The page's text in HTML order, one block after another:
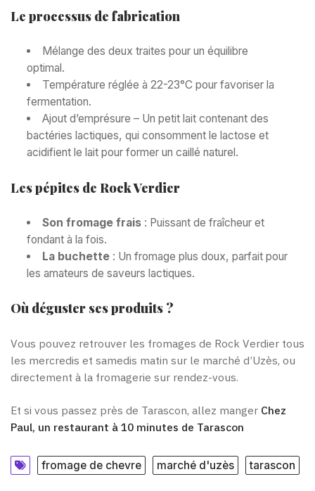
Le processus de fabrication
Mélange des deux traites pour un équilibre
optimal.
Température réglée à 22-23°C pour favoriser la
fermentation.
Ajout d’emprésure – Un petit lait contenant des
bactéries lactiques, qui consomment le lactose et
acidifient le lait pour former un caillé naturel.
Les pépites de Rock Verdier
Son fromage frais: Puissant de fraîcheur et
fondant à la fois.
La buchette: Un fromage plus doux, parfait pour
les amateurs de saveurs lactiques.
Où déguster ses produits ?
Vous pouvez retrouver les fromages de Rock Verdier tous
les mercredis et samedis matin sur le marché d’Uzès, ou
directement à la fromagerie sur rendez-vous.
Et si vous passez près de Tarascon, allez manger Chez
Paul, un restaurant à 10 minutes de Tarascon
fromage de chevre marché d'uzès tarascon